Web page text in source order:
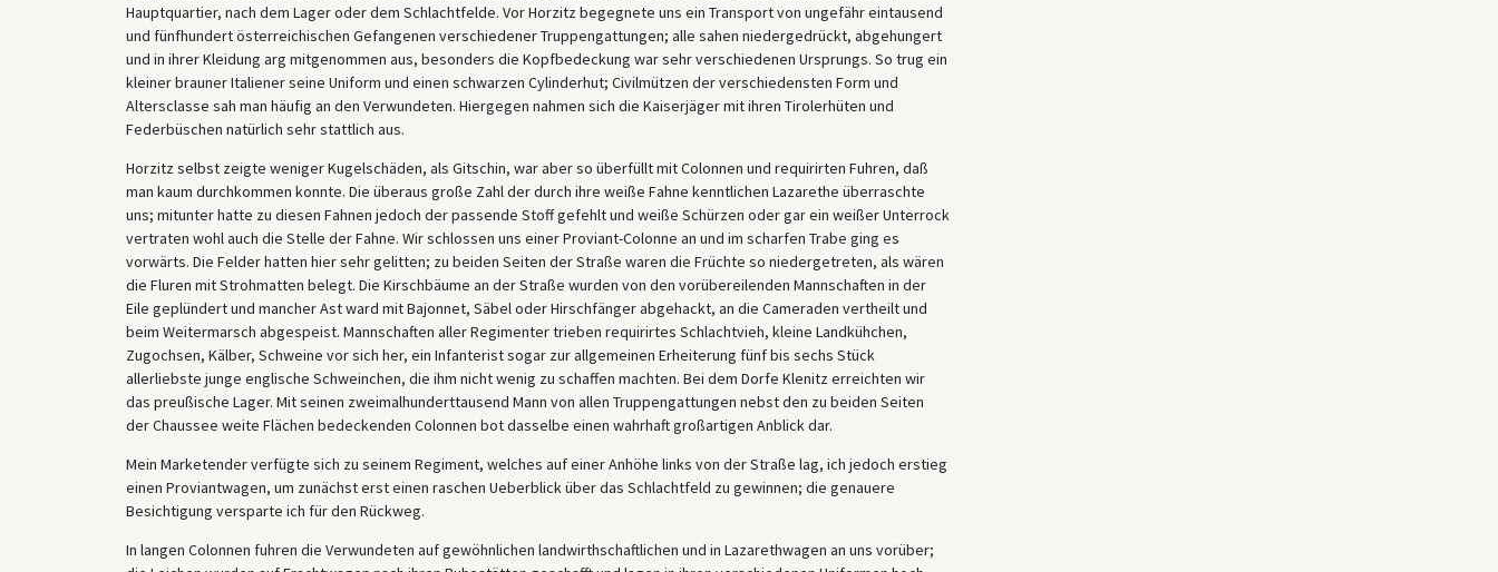
Hauptquartier, nach dem Lager oder dem Schlachtfelde. Vor Horzitz begegnete uns ein Transport von ungefähr eintausend
und fünfhundert österreichischen Gefangenen verschiedener Truppengattungen; alle sahen niedergedrückt, abgehungert
und in ihrer Kleidung arg mitgenommen aus, besonders die Kopfbedeckung war sehr verschiedenen Ursprungs. So trug ein
kleiner brauner Italiener seine Uniform und einen schwarzen Cylinderhut; Civilmützen der verschiedensten Form und
Altersclasse sah man häufig an den Verwundeten. Hiergegen nahmen sich die Kaiserjäger mit ihren Tirolerhüten und
Federbüschen natürlich sehr stattlich aus.
Horzitz selbst zeigte weniger Kugelschäden, als Gitschin, war aber so überfüllt mit Colonnen und requirirten Fuhren, daß
man kaum durchkommen konnte. Die überaus große Zahl der durch ihre weiße Fahne kenntlichen Lazarethe überraschte
uns; mitunter hatte zu diesen Fahnen jedoch der passende Stoff gefehlt und weiße Schürzen oder gar ein weißer Unterrock
vertraten wohl auch die Stelle der Fahne. Wir schlossen uns einer Proviant-Colonne an und im scharfen Trabe ging es
vorwärts. Die Felder hatten hier sehr gelitten; zu beiden Seiten der Straße waren die Früchte so niedergetreten, als wären
die Fluren mit Strohmatten belegt. Die Kirschbäume an der Straße wurden von den vorübereilenden Mannschaften in der
Eile geplündert und mancher Ast ward mit Bajonnet, Säbel oder Hirschfänger abgehackt, an die Cameraden vertheilt und
beim Weitermarsch abgespeist. Mannschaften aller Regimenter trieben requirirtes Schlachtvieh, kleine Landkühchen,
Zugochsen, Kälber, Schweine vor sich her, ein Infanterist sogar zur allgemeinen Erheiterung fünf bis sechs Stück
allerliebste junge englische Schweinchen, die ihm nicht wenig zu schaffen machten. Bei dem Dorfe Klenitz erreichten wir
das preußische Lager. Mit seinen zweimalhunderttausend Mann von allen Truppengattungen nebst den zu beiden Seiten
der Chaussee weite Flächen bedeckenden Colonnen bot dasselbe einen wahrhaft großartigen Anblick dar.
Mein Marketender verfügte sich zu seinem Regiment, welches auf einer Anhöhe links von der Straße lag, ich jedoch erstieg
einen Proviantwagen, um zunächst erst einen raschen Ueberblick über das Schlachtfeld zu gewinnen; die genauere
Besichtigung versparte ich für den Rückweg.
In langen Colonnen fuhren die Verwundeten auf gewöhnlichen landwirthschaftlichen und in Lazarethwagen an uns vorüber;